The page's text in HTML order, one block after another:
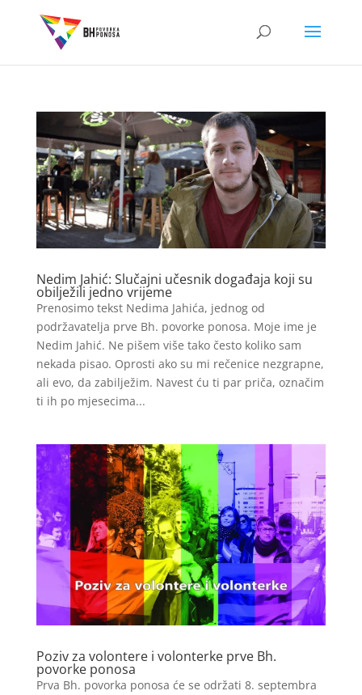
Nedim Jahić: Slučajni učesnik događaja koji su
obilježili jedno vrijeme
Prenosimo tekst Nedima Jahića, jednog od
podržavatelja prve Bh. povorke ponosa. Moje ime je
Nedim Jahić. Ne pišem više tako često koliko sam
nekada pisao. Oprosti ako su mi rečenice nezgrapne,
ali evo, da zabilježim. Navest ću ti par priča, označim
ti ih po mjesecima...
Poziv za volontere i volonterke prve Bh.
povorke ponosa
Prva Bh. povorka ponosa će se održati 8. septembra